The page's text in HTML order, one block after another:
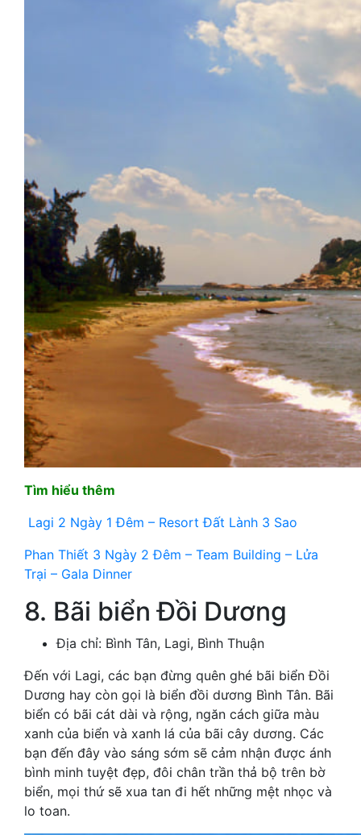
Tìm hiểu thêm
Lagi 2 Ngày 1 Đêm – Resort Đất Lành 3 Sao
Phan Thiết 3 Ngày 2 Đêm – Team Building – Lửa
Trại – Gala Dinner
8. Bãi biển Đồi Dương
Địa chỉ: Bình Tân, Lagi, Bình Thuận
Đến với Lagi, các bạn đừng quên ghé bãi biển Đồi
Dương hay còn gọi là biển đồi dương Bình Tân. Bãi
biển có bãi cát dài và rộng, ngăn cách giữa màu
xanh của biển và xanh lá của bãi cây dương. Các
bạn đến đây vào sáng sớm sẽ cảm nhận được ánh
bình minh tuyệt đẹp, đôi chân trần thả bộ trên bờ
biển, mọi thứ sẽ xua tan đi hết những mệt nhọc và
lo toan.